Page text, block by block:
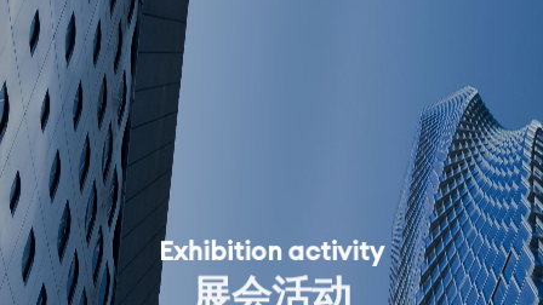
Exhibitionactivity
展会活动